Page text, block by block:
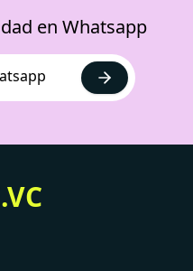
en Whatsapp